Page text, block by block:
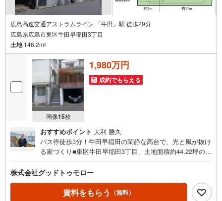
広島高速交通アストラムライン 「牛田」駅 徒歩29分
広島県広島市東区牛田早稲田3丁目
土地146.2m2
画像15枚
1,980万円
成約でもらえる
おすすめポイント 大利 勝久
バス停徒歩3分！牛田早稲田の閑静な高台で、光と風が抜け
る家づくり■東区牛田早稲田3丁目、土地面積約44.22坪のゆ
メーカー・工務店でこだわりのマイホームをご建築いただ
けます。■「早稲田団地郵便局前」バス停まで徒歩3分。毎
日の通勤・通学にも便利な立地です。
株式会社グッドトゥモロー
資料をもらう （無料）